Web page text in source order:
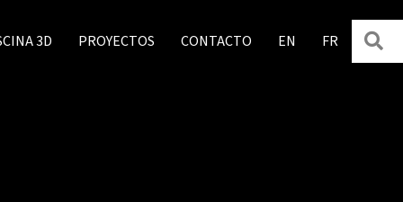
3D PROYECTOS CONTACTO EN FR